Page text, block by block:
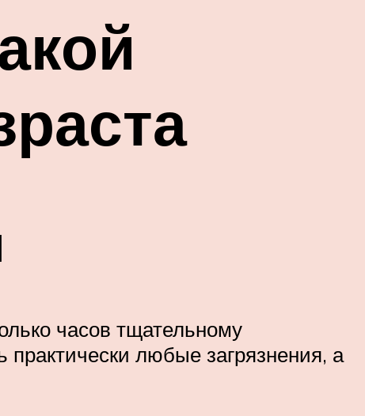
часов тщательному
любые загрязнения, а